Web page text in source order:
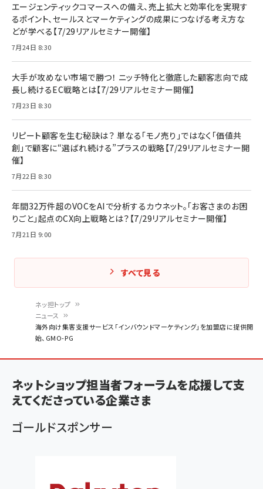
く
ず
ネッ担トップ
ニュース
海外向け集客支援サービス「インバウンドマーケティング」を加盟店に提供開
始、GMO-PG
エージェンティックコマースへの備え、売上拡大と効率化を実現す
るポイント、セールスとマーケティングの成果につなげる考え方な
どが学べる【7/29リアルセミナー開催】
7月24日 8:30
大手が攻めない市場で勝つ！ ニッチ特化と徹底した顧客志向で成
長し続けるEC戦略とは【7/29リアルセミナー開催】
7月23日 8:30
リピート顧客を生む秘訣は？ 単なる「モノ売り」ではなく「価値共
創」で顧客に“選ばれ続ける”プラスの戦略【7/29リアルセミナー開
催】
7月22日 8:30
年間32万件超のVOCをAIで分析するカウネット。「お客さまのお困
りごと」起点のCX向上戦略とは？【7/29リアルセミナー開催】
7月21日 9:00
すべて見る
ネットショップ担当者フォーラムを応援して支
えてくださっている企業さま
ゴールドスポンサー